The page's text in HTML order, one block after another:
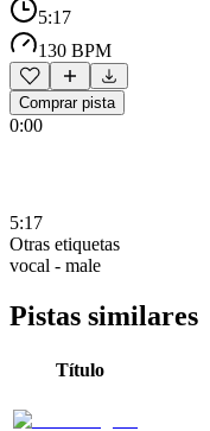
5:17
130 BPM
Comprar pista
0:00
5:17
Otras etiquetas
vocal - male
Pistas similares
Título